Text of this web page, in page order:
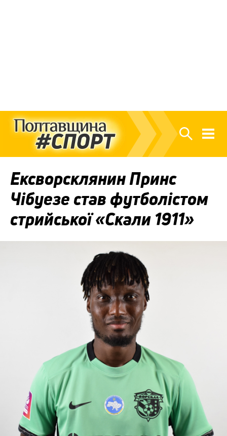
Ексворсклянин Принс
Чібуезе став футболістом
стрийської «Скали 1911»